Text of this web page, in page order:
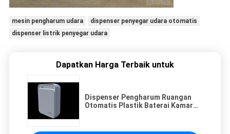
mesin pengharum udara
dispenser penyegar udara otomatis
dispenser listrik penyegar udara
Dapatkan Harga Terbaik untuk
Dispenser Pengharum Ruangan
Otomatis Plastik Baterai Kamar